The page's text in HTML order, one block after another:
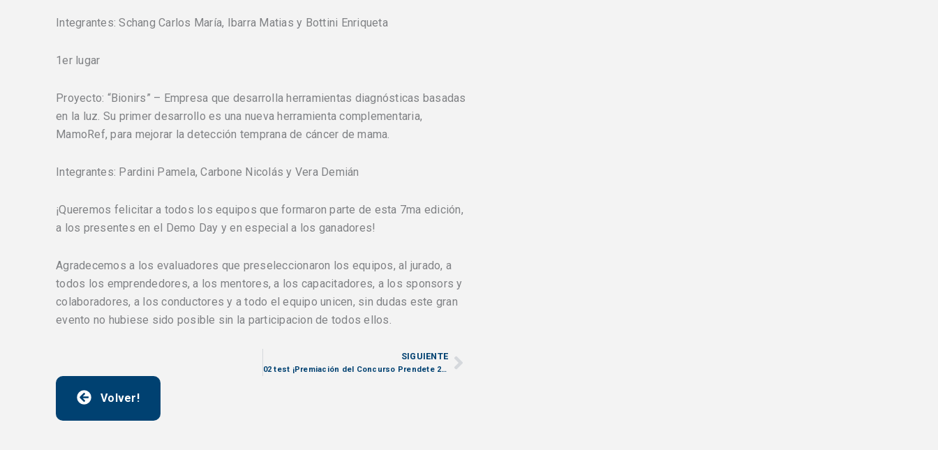
Integrantes: Schang Carlos María, Ibarra Matias y Bottini Enriqueta
1er lugar
Proyecto: “Bionirs” – Empresa que desarrolla herramientas diagnósticas basadas
en la luz. Su primer desarrollo es una nueva herramienta complementaria,
MamoRef, para mejorar la detección temprana de cáncer de mama.
Integrantes: Pardini Pamela, Carbone Nicolás y Vera Demián
¡Queremos felicitar a todos los equipos que formaron parte de esta 7ma edición,
a los presentes en el Demo Day y en especial a los ganadores!
Agradecemos a los evaluadores que preseleccionaron los equipos, al jurado, a
todos los emprendedores, a los mentores, a los capacitadores, a los sponsors y
colaboradores, a los conductores y a todo el equipo unicen, sin dudas este gran
evento no hubiese sido posible sin la participacion de todos ellos.
SIGUIENTE
02 test ¡Premiación del Concurso Prendete 2023!Siguiente
Volver!